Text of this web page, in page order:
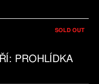
PROHLÍDKA
SOLD OUT